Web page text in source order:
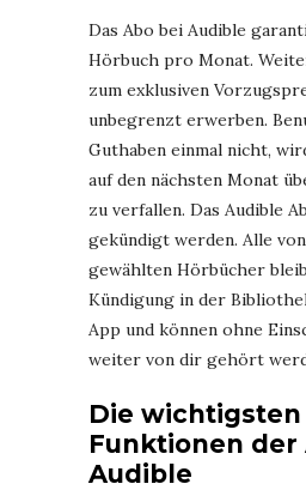
Das Abo bei Audible
Hörbuch pro Monat.
zum exklusiven
unbegrenzt erwerben.
Guthaben einmal nicht,
auf den nächsten Monat
zu verfallen. Das Audible
gekündigt werden. Alle
gewählten Hörbücher
Kündigung in der
App und können ohne
weiter von dir gehört
Die wichtigsten
Funktionen der
Audible